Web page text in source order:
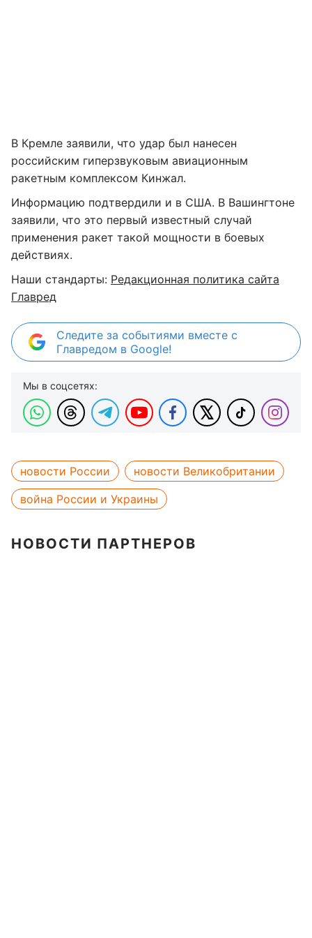
В Кремле заявили, что удар был нанесен
российским гиперзвуковым авиационным
ракетным комплексом Кинжал.
Информацию подтвердили и в США. В Вашингтоне
заявили, что это первый известный случай
применения ракет такой мощности в боевых
действиях.
Наши стандарты: Редакционная политика сайта
Главред
Следите за событиями вместе с
Главредом в Google!
Мы в соцсетях:
новости России
новости Великобритании
война России и Украины
НОВОСТИ ПАРТНЕРОВ